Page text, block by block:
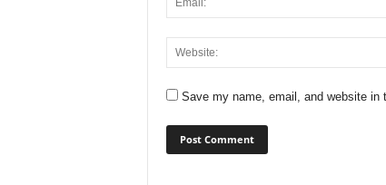
Save my name, email, and website